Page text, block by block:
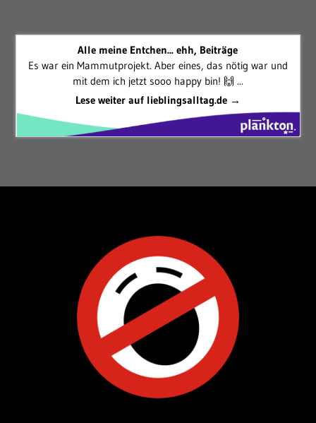
Alle meine Entchen... ehh, Beiträge
Es war ein Mammutprojekt. Aber eines, das nötig war und
mit dem ich jetzt sooo happy bin! 🙌 ...
Lese weiter auf lieblingsalltag.de →